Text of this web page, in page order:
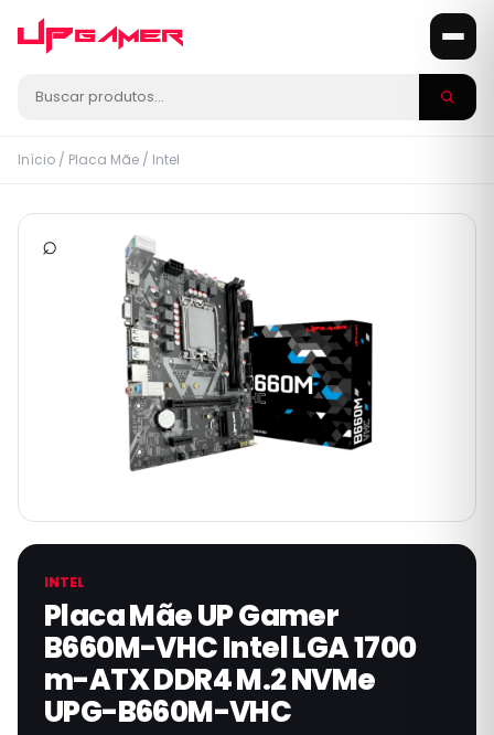
Início / Placa Mãe / Intel
⌕
INTEL
Placa Mãe UP Gamer
B660M-VHC Intel LGA 1700
m-ATX DDR4 M.2 NVMe
UPG-B660M-VHC